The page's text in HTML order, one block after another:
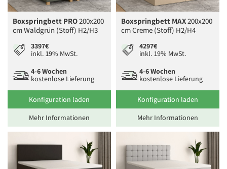
Boxspringbett PRO200x200
cm Waldgrün (Stoff) H2/H3
3397€
inkl. 19% MwSt.
4-6 Wochen
kostenlose Lieferung
Konfiguration laden
Mehr Informationen
Boxspringbett MAX200x200
cm Creme (Stoff) H2/H4
4297€
inkl. 19% MwSt.
4-6 Wochen
kostenlose Lieferung
Konfiguration laden
Mehr Informationen